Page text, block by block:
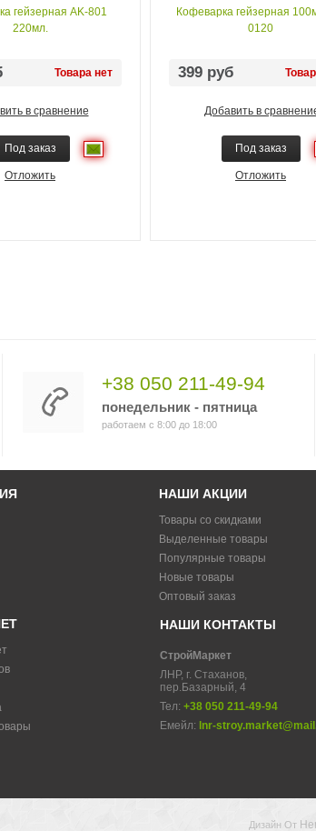
гейзерная AK-801
220мл.
Товара нет
в сравнение
Под заказ
Отложить
Кофеварка гейзерная
0120
399 руб
Добавить в
Под заказ
Отложить
+38 050 211-49-94
понедельник - пятница
работаем с 8:00 до 18:00
НАШИ АКЦИИ
Товары со скидками
Выделенные товары
Популярные товары
Новые товары
Оптовый заказ
Дизайн От
НАШИ КОНТАКТЫ
СтройМаркет
ЛНР, г. Стаханов,
пер.Базарный, 4
Тел: +38 050 211-49-94
Емейл: lnr-